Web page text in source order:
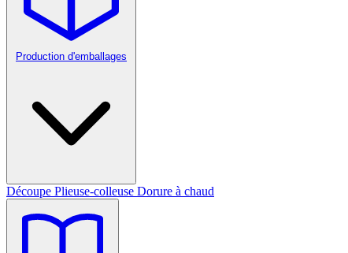
Production d'emballages
Découpe Plieuse-colleuse Dorure à chaud